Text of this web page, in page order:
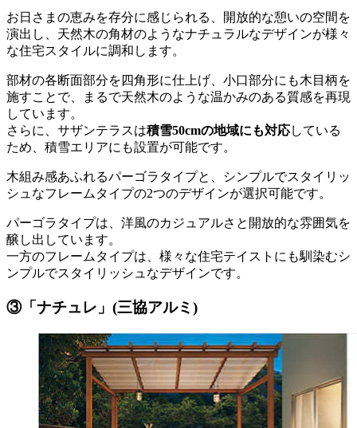
お日さまの恵みを存分に感じられる、開放的な憩いの空間を
演出し、天然木の角材のようなナチュラルなデザインが様々
な住宅スタイルに調和します。
部材の各断面部分を四角形に仕上げ、小口部分にも木目柄を
施すことで、まるで天然木のような温かみのある質感を再現
しています。
さらに、サザンテラスは積雪50cmの地域にも対応している
ため、積雪エリアにも設置が可能です。
木組み感あふれるパーゴラタイプと、シンプルでスタイリッ
シュなフレームタイプの2つのデザインが選択可能です。
パーゴラタイプは、洋風のカジュアルさと開放的な雰囲気を
醸し出しています。
一方のフレームタイプは、様々な住宅テイストにも馴染むシ
ンプルでスタイリッシュなデザインです。
③「ナチュレ」(三協アルミ)